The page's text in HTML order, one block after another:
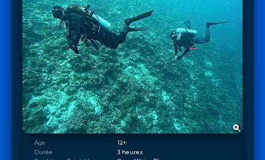
Âge
12+
Durée
3 heures